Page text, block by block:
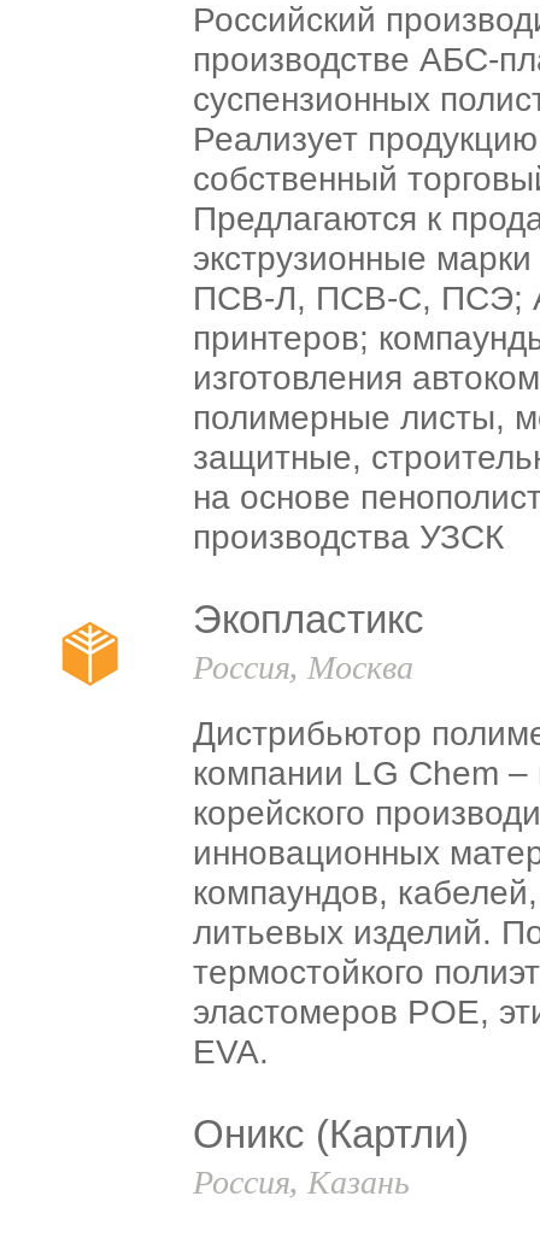
Российский
производстве АБС-
суспензионных
Реализует
собственный
Предлагаются к
экструзионные
ПСВ-Л, ПСВ-С, ПСЭ;
принтеров;
изготовления
полимерные листы,
защитные,
на основе
производства УЗСК
Экопластикс
Россия, Москва
Дистрибьютор
компании LG Chem –
корейского
инновационных
компаундов,
литьевых изделий.
термостойкого
эластомеров POE,
EVA.
Оникс (Картли)
Россия, Казань